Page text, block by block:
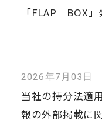
「FLAP BOX
2026年7月03日
当社の持分法適
報の外部掲載に